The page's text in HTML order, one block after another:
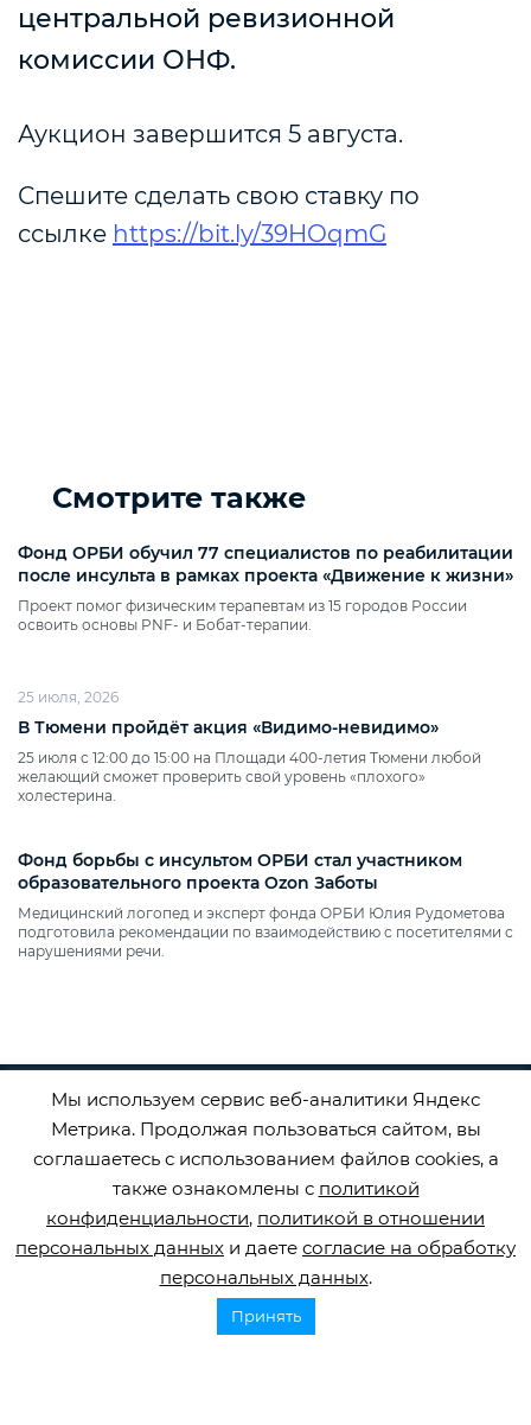
центральной ревизионной
комиссии ОНФ.
Аукцион завершится 5 августа.
Спешите сделать свою ставку по
ссылке https://bit.ly/39HOqmG
Смотрите также
Фонд ОРБИ обучил 77 специалистов по реабилитации
после инсульта в рамках проекта «Движение к жизни»
Проект помог физическим терапевтам из 15 городов России
освоить основы PNF‑ и Бобат‑терапии.
25 июля, 2026
В Тюмени пройдёт акция «Видимо‑невидимо»
25 июля с 12:00 до 15:00 на Площади 400‑летия Тюмени любой
желающий сможет проверить свой уровень «плохого»
холестерина.
Фонд борьбы с инсультом ОРБИ стал участником
образовательного проекта Ozon Заботы
Медицинский логопед и эксперт фонда ОРБИ Юлия Рудометова
подготовила рекомендации по взаимодействию с посетителями с
нарушениями речи.
Горячая линия по инсульту
8 800 707 52 29
info@orbifond.ru
Мы используем сервис веб-аналитики Яндекс
Метрика. Продолжая пользоваться сайтом, вы
соглашаетесь с использованием файлов cookies, а
также ознакомлены с политикой
конфиденциальности, политикой в отношении
персональных данных и даете согласие на обработку
персональных данных.
Принять